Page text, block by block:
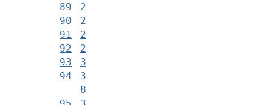
89
2
90
2
91
2
92
2
93
3
94
3
8